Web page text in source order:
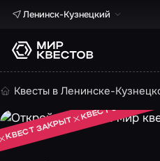
Ленинск-Кузнецкий
Квесты в Ленинске-
КВЕСТ ЗАКРЫТ
КВЕСТ ЗАКРЫТ